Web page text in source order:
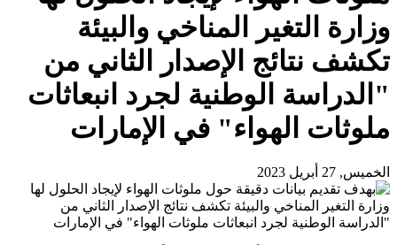
وزارة التغير المناخي والبيئة
تكشف نتائج الإصدار الثاني من
"الدراسة الوطنية لجرد انبعاثات
ملوثات الهواء" في الإمارات
الخميس, 27 أبريل 2023